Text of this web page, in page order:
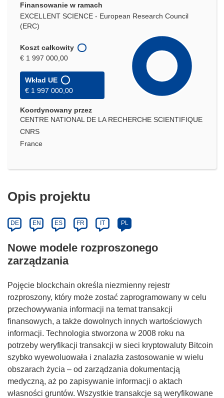
Finansowanie w ramach
EXCELLENT SCIENCE - European Research Council
(ERC)
Koszt całkowity
€ 1 997 000,00
Wkład UE
€ 1 997 000,00
Koordynowany przez
CENTRE NATIONAL DE LA RECHERCHE SCIENTIFIQUE
CNRS
France
Opis projektu
DE EN ES FR IT PL
Nowe modele rozproszonego
zarządzania
Pojęcie blockchain określa niezmienny rejestr
rozproszony, który może zostać zaprogramowany w celu
przechowywania informacji na temat transakcji
finansowych, a także dowolnych innych wartościowych
informacji. Technologia stworzona w 2008 roku na
potrzeby weryfikacji transakcji w sieci kryptowaluty Bitcoin
szybko wyewoluowała i znalazła zastosowanie w wielu
obszarach życia – od zarządzania dokumentacją
medyczną, aż po zapisywanie informacji o aktach
własności gruntów. Wszystkie transakcje są weryfikowane